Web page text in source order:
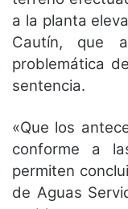
a la planta
Cautín, que
problemática
sentencia.
«Que los
conforme a
permiten
de Aguas